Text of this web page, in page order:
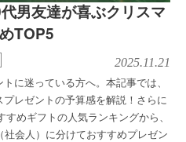
男友達が喜ぶクリスマ
TOP5
2025.11.21
に迷っている方へ。本記事では、
レゼントの予算感を解説！さらに
めギフトの人気ランキングから、
会人）に分けておすすめプレゼン